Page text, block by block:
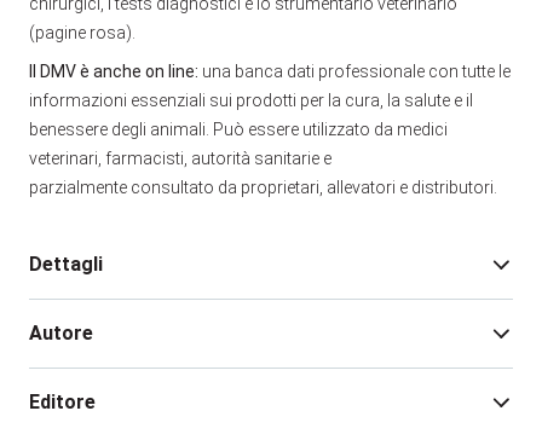
(pagine rosa).
Il DMV è anche on line: una banca dati professionale con tutte le
informazioni essenziali sui prodotti per la cura, la salute e il
benessere degli animali. Può essere utilizzato da medici
veterinari, farmacisti, autorità sanitarie e
parzialmente consultato da proprietari, allevatori e distributori.
Dettagli
Isbn:
Autore
Editore